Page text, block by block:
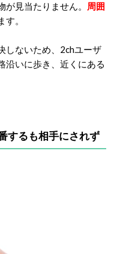
見当たりません。
周囲
す。
しないため、2chユーザ
沿いに歩き、近くにある
るも相手にされず